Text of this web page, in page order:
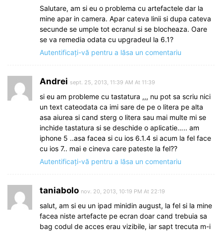
Salutare, am si eu o problema cu artefactele dar la
mine apar in camera. Apar cateva linii si dupa cateva
secunde se umple tot ecranul si se blocheaza. Oare
se va remedia odata cu upgradeul la 6.1?
Autentificați-vă pentru a lăsa un comentariu
Andrei sept. 25, 2013, 11:39 AM At 11:39
si eu am probleme cu tastatura ,,, nu pot sa scriu nici
un text cateodata ca imi sare de pe o litera pe alta
asa aiurea si cand sterg o litera sau mai multe mi se
inchide tastatura si se deschide o aplicatie….. am
iphone 5 ..asa facea si cu ios 6.1.4 si acum la fel face
cu ios 7.. mai e cineva care pateste la fel??
Autentificați-vă pentru a lăsa un comentariu
taniabolo nov. 20, 2013, 10:19 PM At 22:19
salut, am si eu un ipad minidin august, la fel si la mine
facea niste artefacte pe ecran doar cand trebuia sa
bag codul de acces erau vizibile, iar sapt trecuta m-i